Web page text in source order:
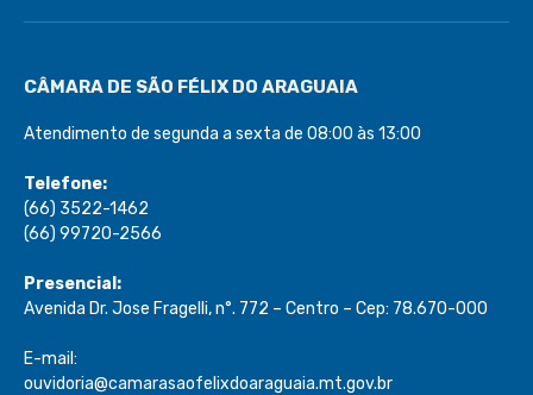
CÂMARA DE SÃO FÉLIX DO ARAGUAIA
Atendimento de segunda a sexta de 08:00 às 13:00
Telefone:
(66) 3522-1462
(66) 99720-2566
Presencial:
Avenida Dr. Jose Fragelli, n°. 772 – Centro – Cep: 78.670-000
E-mail:
ouvidoria@camarasaofelixdoaraguaia.mt.gov.br